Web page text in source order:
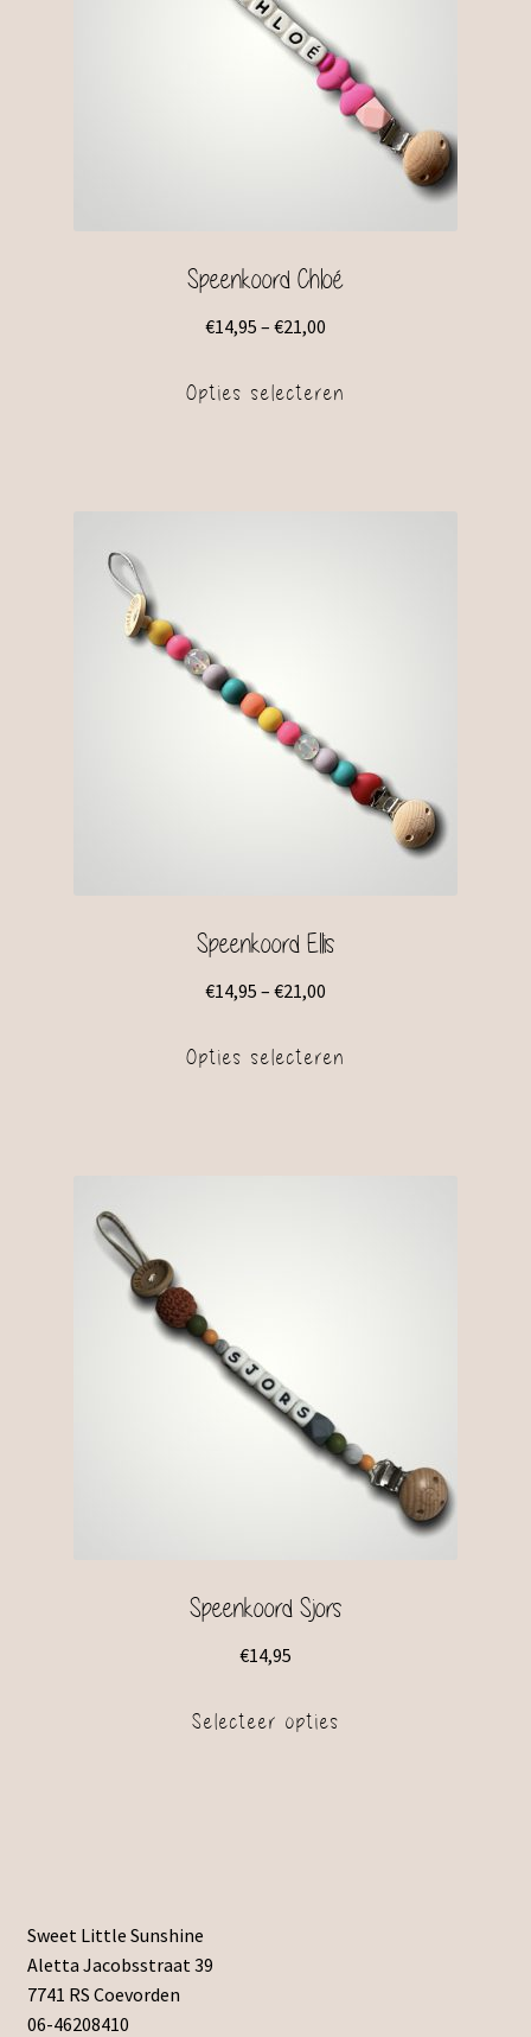
Speenkoord Chloé
€14,95 – €21,00
Opties selecteren
Speenkoord Ellis
€14,95 – €21,00
Opties selecteren
Speenkoord Sjors
€14,95
Selecteer opties
Sweet Little Sunshine
Aletta Jacobsstraat 39
7741 RS Coevorden
06-46208410